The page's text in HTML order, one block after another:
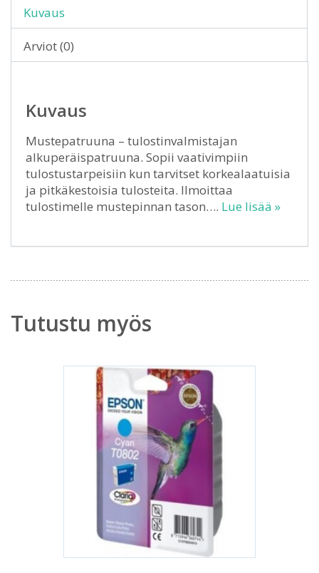
Kuvaus
Arviot (0)
Kuvaus
Mustepatruuna – tulostinvalmistajan
alkuperäispatruuna. Sopii vaativimpiin
tulostustarpeisiin kun tarvitset korkealaatuisia
ja pitkäkestoisia tulosteita. Ilmoittaa
tulostimelle mustepinnan tason…. Lue lisää »
Tutustu myös